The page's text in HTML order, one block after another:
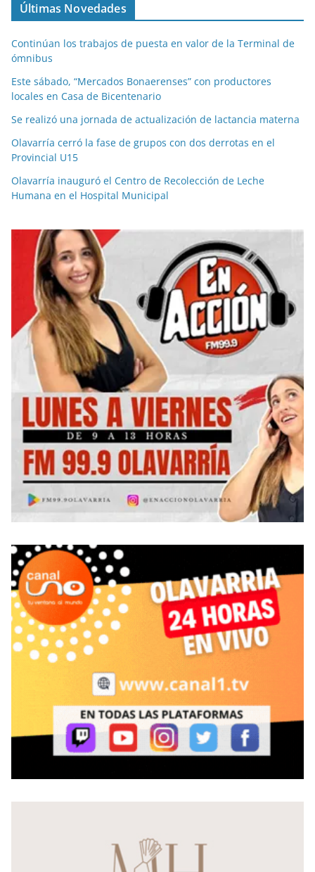
Últimas Novedades
Continúan los trabajos de puesta en valor de la Terminal de
ómnibus
Este sábado, “Mercados Bonaerenses” con productores
locales en Casa de Bicentenario
Se realizó una jornada de actualización de lactancia materna
Olavarría cerró la fase de grupos con dos derrotas en el
Provincial U15
Olavarría inauguró el Centro de Recolección de Leche
Humana en el Hospital Municipal